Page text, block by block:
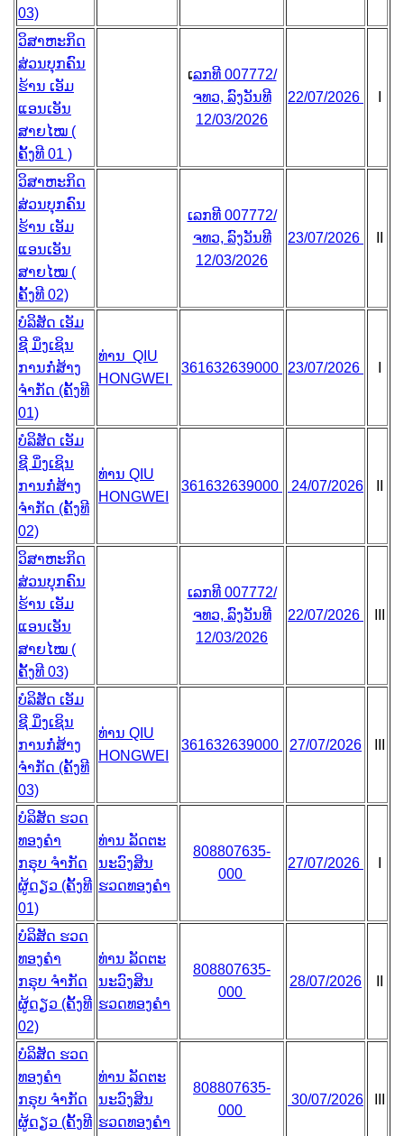
03)
ວິສາຫະກິດ
ສ່ວນບຸກຄົນ
ຮ້ານ ເອັມ
ແອນເອັນ
ສາຍໄໝ (
ຄັ້ງທີ 01 )
ເລກທີ 007772/
ຈທວ, ລົງວັນທີ
12/03/2026
22/07/2026
ວິສາຫະກິດ
ສ່ວນບຸກຄົນ
ຮ້ານ ເອັມ
ແອນເອັນ
ສາຍໄໝ (
ຄັ້ງທີ 02)
ເລກທີ 007772/
ຈທວ, ລົງວັນທີ
12/03/2026
23/07/2026
ບໍລິສັດ ເອັມ
ຊີ ມິ່ງເຊິນ
ການກໍ່ສ້າງ
ຈຳກັດ (ຄັ້ງທີ
01)
ທ່ານ QIU
HONGWEI
361632639000 23/07/2026
ບໍລິສັດ ເອັມ
ຊີ ມິ່ງເຊິນ
ການກໍ່ສ້າງ
ຈຳກັດ (ຄັ້ງທີ
02)
ທ່ານ QIU
HONGWEI
361632639000 24/07/2026
ວິສາຫະກິດ
ສ່ວນບຸກຄົນ
ຮ້ານ ເອັມ
ແອນເອັນ
ສາຍໄໝ (
ຄັ້ງທີ 03)
ເລກທີ 007772/
ຈທວ, ລົງວັນທີ
12/03/2026
22/07/2026
ບໍລິສັດ ເອັມ
ຊີ ມິ່ງເຊິນ
ການກໍ່ສ້າງ
ຈຳກັດ (ຄັ້ງທີ
03)
ທ່ານ QIU
HONGWEI
361632639000 27/07/2026
ບໍລິສັດ ຮວດ
ທອງຄຳ
ກຣຸບ ຈຳກັດ
ຜູ້ດຽວ (ຄັ້ງທີ
01)
ທ່ານ ລັດຕະ
ນະວົງສິນ
ຮວດທອງຄຳ
808807635-
000
27/07/2026
ບໍລິສັດ ຮວດ
ທອງຄຳ
ກຣຸບ ຈຳກັດ
ຜູ້ດຽວ (ຄັ້ງທີ
02)
ທ່ານ ລັດຕະ
ນະວົງສິນ
ຮວດທອງຄຳ
808807635-
000
28/07/2026
ບໍລິສັດ ຮວດ
ທອງຄຳ
ກຣຸບ ຈຳກັດ
ຜູ້ດຽວ (ຄັ້ງທີ
ທ່ານ ລັດຕະ
ນະວົງສິນ
ຮວດທອງຄຳ
808807635-
000
30/07/2026